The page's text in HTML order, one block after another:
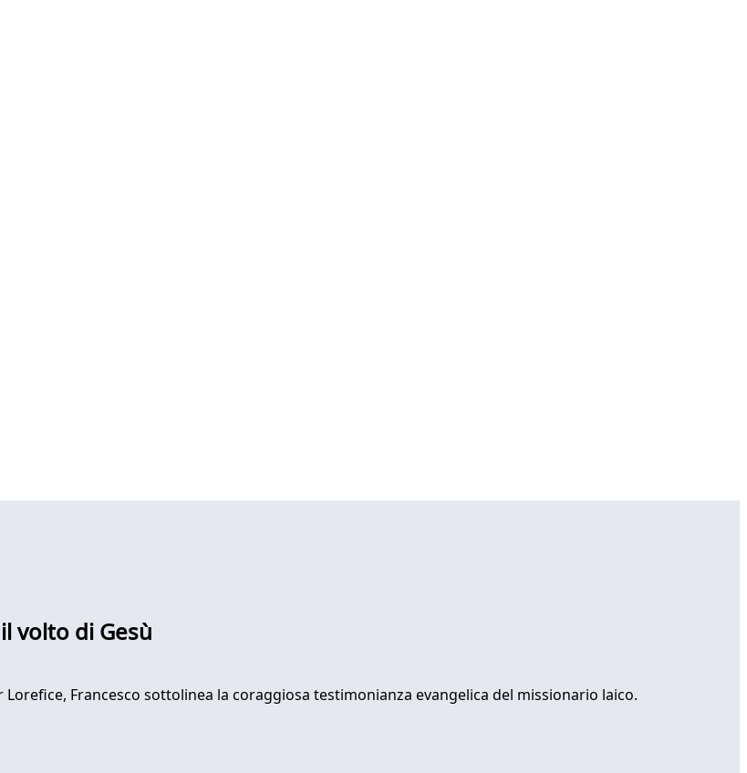
volto di Gesù
Francesco sottolinea la coraggiosa testimonianza evangelica del missionario laico.